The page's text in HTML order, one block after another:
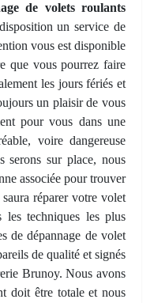
de volets roulants
un service de
vous est disponible
que vous pourrez faire
les jours fériés et
un plaisir de vous
pour vous dans une
voire dangereuse
serons sur place, nous
associée pour trouver
réparer votre volet
les techniques les plus
de dépannage de volet
de qualité et signés
Brunoy. Nous avons
doit être totale et nous